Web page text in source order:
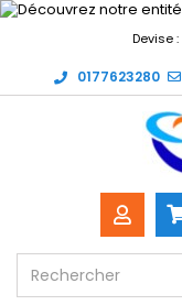
Devise :
0177623280